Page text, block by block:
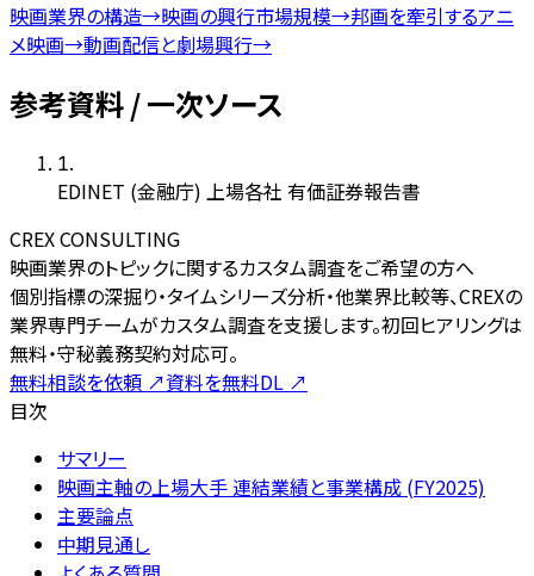
映画業界の構造→映画の興行市場規模→邦画を牽引するアニ
メ映画→動画配信と劇場興行→
参考資料 / 一次ソース
1.
EDINET (金融庁) 上場各社 有価証券報告書
CREX CONSULTING
映画業界のトピックに関するカスタム調査をご希望の方へ
個別指標の深掘り・タイムシリーズ分析・他業界比較等、CREXの
業界専門チームがカスタム調査を支援します。初回ヒアリングは
無料・守秘義務契約対応可。
無料相談を依頼 ↗資料を無料DL ↗
目次
サマリー
映画主軸の上場大手 連結業績と事業構成 (FY2025)
主要論点
中期見通し